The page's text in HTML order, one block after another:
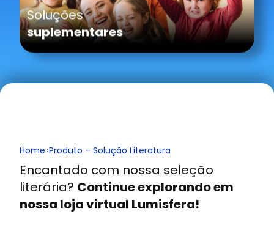
Soluções
suplementares
Home Produto – Solução Literatura
Encantado com nossa seleção
literária? Continue explorando em
nossa loja virtual Lumisfera!